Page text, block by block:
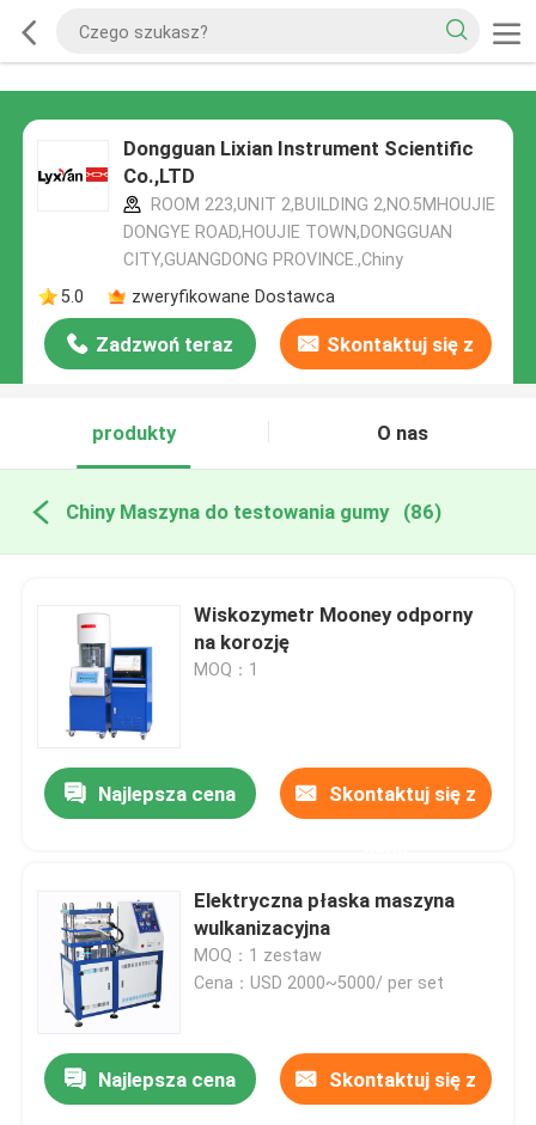
Dongguan Lixian Instrument Scientific
Co.,LTD
ROOM 223,UNIT 2,BUILDING 2,NO.5MHOUJIE
DONGYE ROAD,HOUJIE TOWN,DONGGUAN
CITY,GUANGDONG PROVINCE.,Chiny
5.0
zweryfikowane Dostawca
Zadzwoń teraz Skontaktuj się z
produkty
O nas
Chiny Maszyna do testowania gumy (86)
Wiskozymetr Mooney odporny
na korozję
MOQ：1
Najlepsza cena Skontaktuj się z
Elektryczna płaska maszyna
wulkanizacyjna
MOQ：1 zestaw
Cena：USD 2000~5000/ per set
Najlepsza cena Skontaktuj się z